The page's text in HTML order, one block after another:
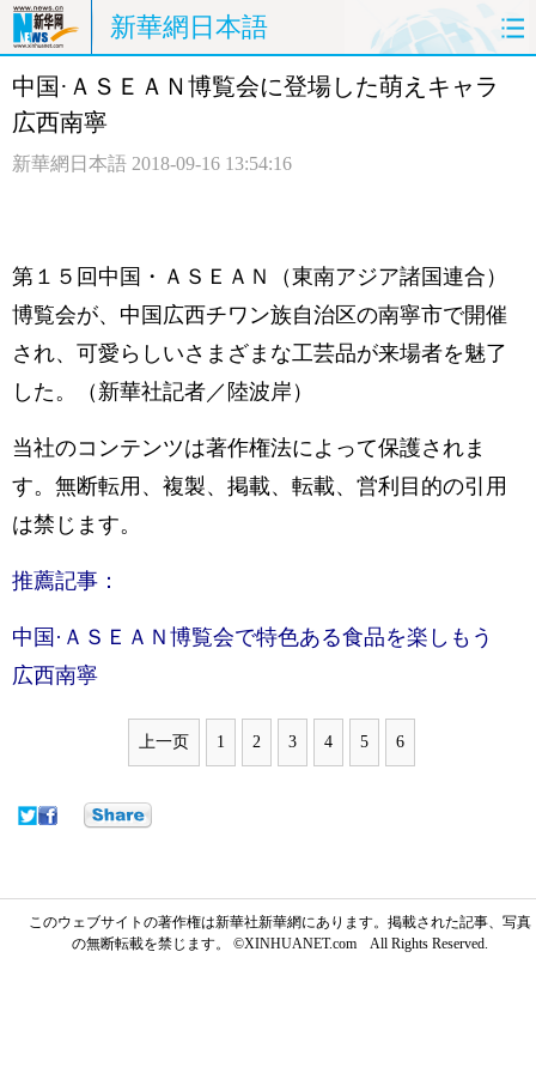
新華網日本語
ホームページ 政治 経済
中日対訳
中国·ＡＳＥＡＮ博覧会に登場した萌えキャラ
広西南寧
新華網日本語 2018-09-16 13:54:16
第１５回中国・ＡＳＥＡＮ（東南アジア諸国連合）
博覧会が、中国広西チワン族自治区の南寧市で開催
され、可愛らしいさまざまな工芸品が来場者を魅了
した。（新華社記者／陸波岸）
当社のコンテンツは著作権法によって保護されま
す。無断転用、複製、掲載、転載、営利目的の引用
は禁じます。
推薦記事：
中国·ＡＳＥＡＮ博覧会で特色ある食品を楽しもう
広西南寧
上一页 1 2 3 4 5 6
このウェブサイトの著作権は新華社新華網にあります。掲載された記事、写真
の無断転載を禁じます。 ©XINHUANET.com All Rights Reserved.